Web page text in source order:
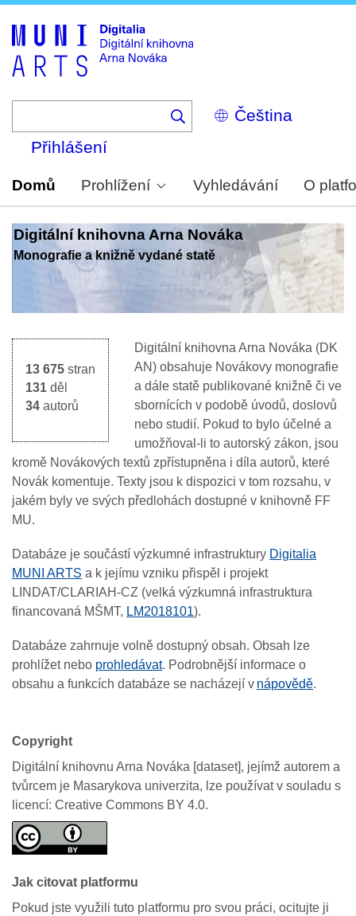
Select
your
Přihlášení
Domů Prohlížení Vyhledávání O
Digitální knihovna Arna Nováka
Monografie a knižně vydané statě
13 675 stran
131 děl
34 autorů
Digitální knihovna Arna Nováka (DK
AN) obsahuje Novákovy monografie
a dále statě publikované knižně či ve
sbornících v podobě úvodů, doslovů
nebo studií. Pokud to bylo účelné a
umožňoval-li to autorský zákon, jsou
kromě Novákových textů zpřístupněna i díla autorů, které
Novák komentuje. Texty jsou k dispozici v tom rozsahu, v
jakém byly ve svých předlohách dostupné v knihovně FF
MU.
Databáze je součástí výzkumné infrastruktury Digitalia
MUNI ARTS a k jejímu vzniku přispěl i projekt
LINDAT/CLARIAH-CZ (velká výzkumná infrastruktura
financovaná MŠMT, LM2018101).
Databáze zahrnuje volně dostupný obsah. Obsah lze
prohlížet nebo prohledávat. Podrobnější informace o
obsahu a funkcích databáze se nacházejí v nápovědě.
Copyright
Digitální knihovnu Arna Nováka [dataset], jejímž autorem a
tvůrcem je Masarykova univerzita, lze používat v souladu s
licencí: Creative Commons BY 4.0.
Jak citovat platformu
Pokud jste využili tuto platformu pro svou práci, ocitujte ji